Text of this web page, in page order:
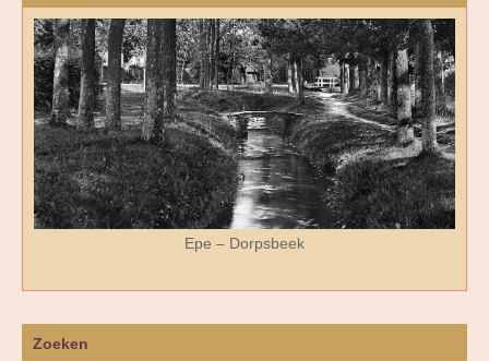
Epe – Dorpsbeek
Zoeken